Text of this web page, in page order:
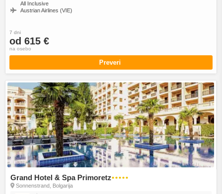
All Inclusive
Austrian Airlines (VIE)
7 dni
od 615 €
na osebo
Preveri
Grand Hotel & Spa Primoretz●●●●●
Sonnenstrand, Bolgarija